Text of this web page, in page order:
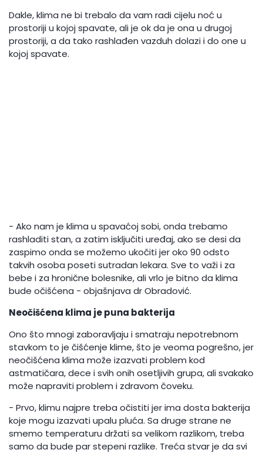
Dakle, klima ne bi trebalo da vam radi cijelu noć u
prostoriji u kojoj spavate, ali je ok da je ona u drugoj
prostoriji, a da tako rashlađen vazduh dolazi i do one u
kojoj spavate.
- Ako nam je klima u spavaćoj sobi, onda trebamo
rashladiti stan, a zatim isključiti uređaj, ako se desi da
zaspimo onda se možemo ukočiti jer oko 90 odsto
takvih osoba poseti sutradan lekara. Sve to važi i za
bebe i za hronične bolesnike, ali vrlo je bitno da klima
bude očišćena - objašnjava dr Obradović.
Neočišćena klima je puna bakterija
Ono što mnogi zaboravljaju i smatraju nepotrebnom
stavkom to je čišćenje klime, što je veoma pogrešno, jer
neočišćena klima može izazvati problem kod
astmatičara, dece i svih onih osetljivih grupa, ali svakako
može napraviti problem i zdravom čoveku.
- Prvo, klimu najpre treba očistiti jer ima dosta bakterija
koje mogu izazvati upalu pluća. Sa druge strane ne
smemo temperaturu držati sa velikom razlikom, treba
samo da bude par stepeni razlike. Treća stvar je da svi